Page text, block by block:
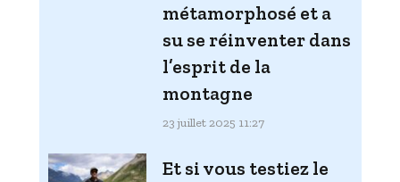
métamorphosé et a
su se réinventer dans
l’esprit de la
montagne
23 juillet 2025 11:27
Et si vous testiez le